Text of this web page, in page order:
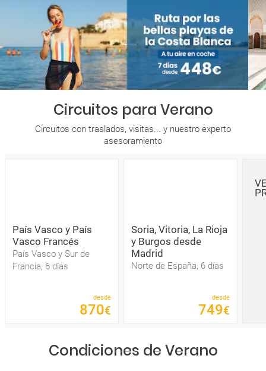
Circuitos para Verano
Circuitos con traslados, visitas... y nuestro experto
asesoramiento
País Vasco y País
Vasco Francés
País Vasco y Sur de
Francia, 6 días
desde
870€
Soria, Vitoria, La Rioja
y Burgos desde
Madrid
Norte de España, 6 días
desde
749€
Condiciones de Verano